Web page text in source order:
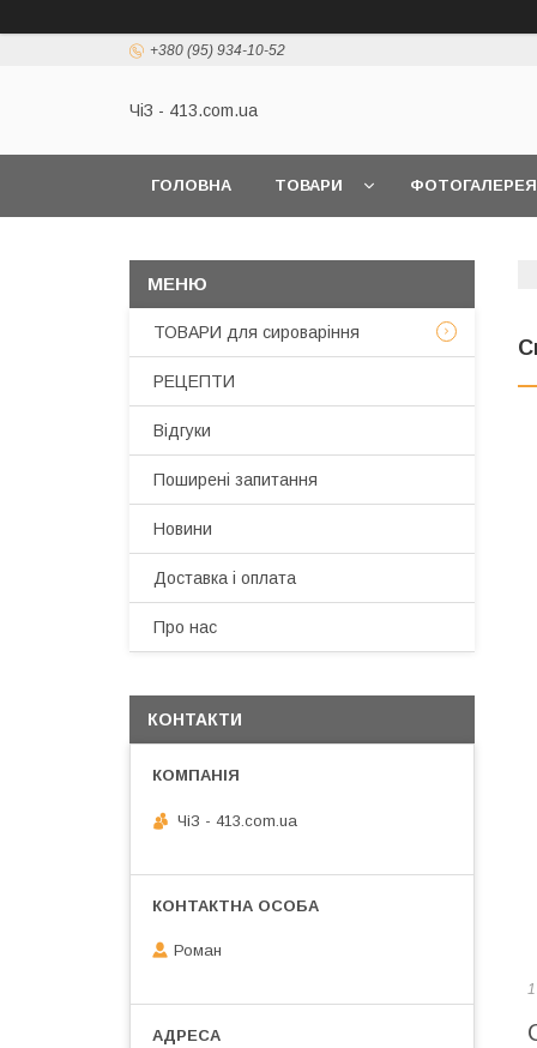
+380 (95) 934-10-52
ЧіЗ - 413.com.ua
ГОЛОВНА ТОВАРИ ФОТОГАЛЕРЕЯ
ТОВАРИ для сироваріння
РЕЦЕПТИ
Відгуки
Поширені запитання
Новини
Доставка і оплата
Про нас
КОНТАКТИ
ЧiЗ - 413.com.ua
Роман